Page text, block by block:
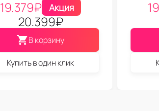
19.379₽ Акция
20.399₽
В корзину
Купить в один клик